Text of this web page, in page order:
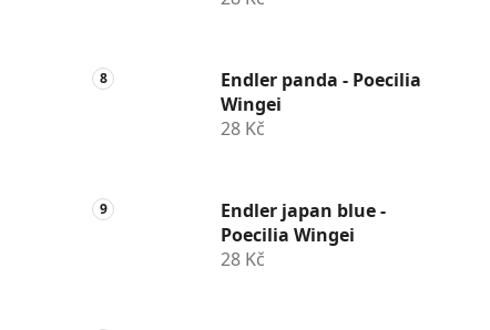
Endler panda - Poecilia
Wingei
28 Kč
Endler japan blue -
Poecilia Wingei
28 Kč